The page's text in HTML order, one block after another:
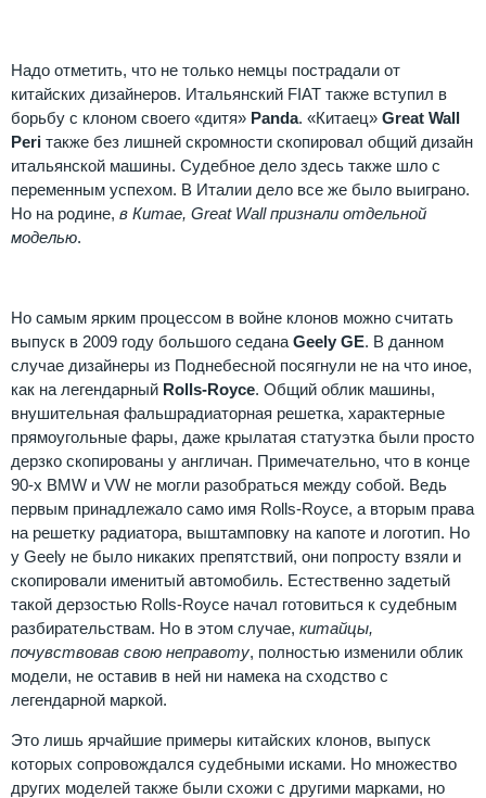
Надо отметить, что не только немцы пострадали от
китайских дизайнеров. Итальянский FIAT также вступил в
борьбу с клоном своего «дитя» Panda. «Китаец» Great Wall
Peri также без лишней скромности скопировал общий дизайн
итальянской машины. Судебное дело здесь также шло с
переменным успехом. В Италии дело все же было выиграно.
Но на родине, в Китае, Great Wall признали отдельной
моделью.
Но самым ярким процессом в войне клонов можно считать
выпуск в 2009 году большого седана Geely GE. В данном
случае дизайнеры из Поднебесной посягнули не на что иное,
как на легендарный Rolls-Royce. Общий облик машины,
внушительная фальшрадиаторная решетка, характерные
прямоугольные фары, даже крылатая статуэтка были просто
дерзко скопированы у англичан. Примечательно, что в конце
90-х BMW и VW не могли разобраться между собой. Ведь
первым принадлежало само имя Rolls-Royce, а вторым права
на решетку радиатора, выштамповку на капоте и логотип. Но
у Geely не было никаких препятствий, они попросту взяли и
скопировали именитый автомобиль. Естественно задетый
такой дерзостью Rolls-Royce начал готовиться к судебным
разбирательствам. Но в этом случае, китайцы,
почувствовав свою неправоту, полностью изменили облик
модели, не оставив в ней ни намека на сходство с
легендарной маркой.
Это лишь ярчайшие примеры китайских клонов, выпуск
которых сопровождался судебными исками. Но множество
других моделей также были схожи с другими марками, но